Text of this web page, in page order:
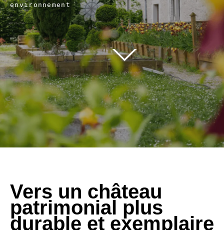
environnement
Vers un château
patrimonial plus
durable et exemplaire